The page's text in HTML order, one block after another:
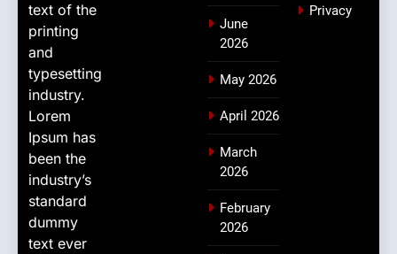
text of the
printing
and
typesetting
industry.
Lorem
Ipsum has
been the
industry’s
standard
dummy
text ever
June
2026
May 2026
April 2026
March
2026
February
2026
Privacy